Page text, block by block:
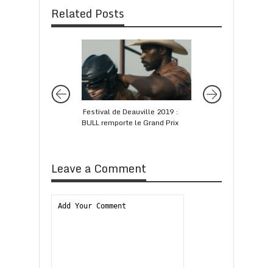
Related Posts
Festival de Deauville 2019 :
BULL remporte le Grand Prix
Leave a Comment